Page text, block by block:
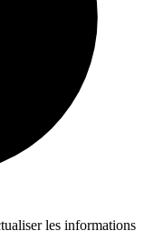
les informations